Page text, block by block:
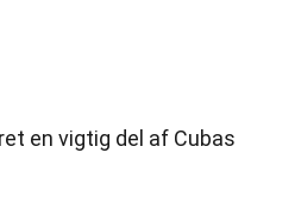
en vigtig del af Cubas